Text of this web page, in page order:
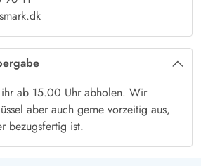
sich auch der Indoorspielplatz
diesem Urlaub sicher, sein
ihr ab 15.00 Uhr abholen. Wir
aber auch gerne vorzeitig aus,
bezugsfertig ist.